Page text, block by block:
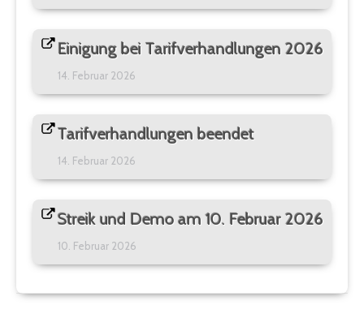
Einigung bei Tarifverhandlungen 2026
14. Februar 2026
Tarifverhandlungen beendet
14. Februar 2026
Streik und Demo am 10. Februar 2026
10. Februar 2026